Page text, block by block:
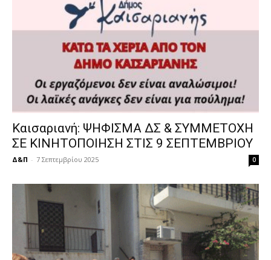
Καισαριανή: ΨΗΦΙΣΜΑ ΔΣ & ΣΥΜΜΕΤΟΧΗ
ΣΕ ΚΙΝΗΤΟΠΟΙΗΣΗ ΣΤΙΣ 9 ΣΕΠΤΕΜΒΡΙΟΥ
Δ&Π - 7 Σεπτεμβρίου 2025 0